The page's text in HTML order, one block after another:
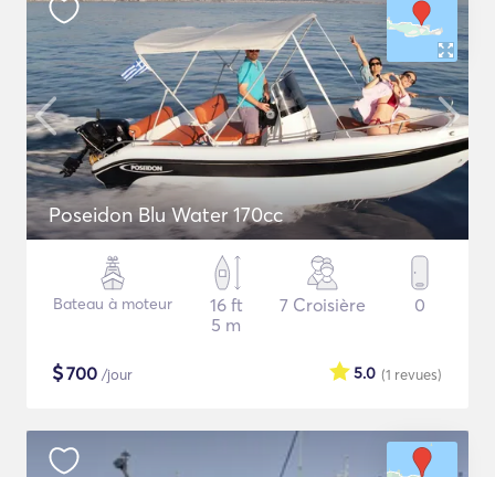
Poseidon Blu Water 170cc
Bateau à moteur
16 ft
5 m
7 Croisière 0
$700 /jour (1 revues)
5.0